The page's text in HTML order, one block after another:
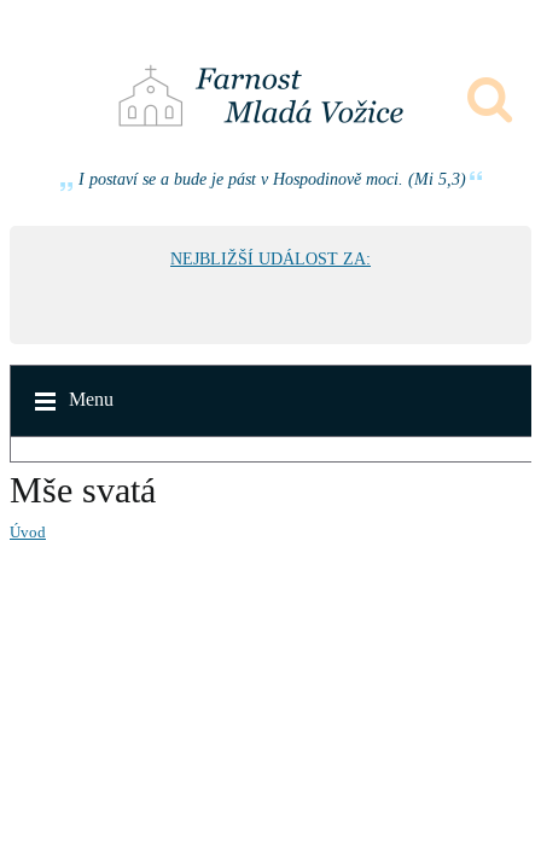
I postaví se a bude je pást v Hospodinově moci. (Mi 5,3)
NEJBLIŽŠÍ UDÁLOST ZA:
Menu
Mše svatá
Úvod